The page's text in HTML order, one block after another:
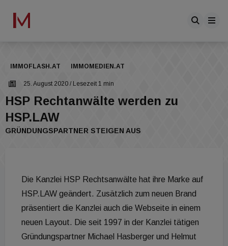
IMMOFLASH.AT IMMOMEDIEN.AT
25. August 2020 / Lesezeit 1 min
HSP Rechtanwälte werden zu
HSP.LAW
GRÜNDUNGSPARTNER STEIGEN AUS
Die Kanzlei HSP Rechtsanwälte hat ihre Marke auf
HSP.LAW geändert. Zusätzlich zum neuen Brand
präsentiert die Kanzlei auch die Webseite in einem
neuen Layout. Die seit 1997 in der Kanzlei tätigen
Gründungspartner Michael Hasberger und Helmut